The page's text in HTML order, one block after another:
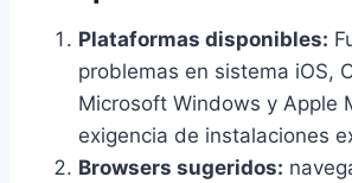
Plataformas disponibles:
problemas en sistema iOS,
Microsoft Windows y Apple
exigencia de instalaciones
Browsers sugeridos: